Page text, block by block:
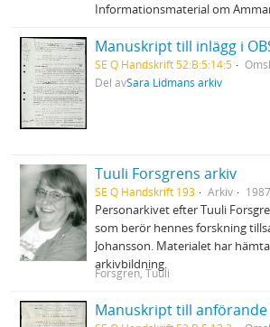
Informationsmaterial om
Manuskript till inlägg i
SE Q Handskrift 52:B:5:14:5
Del avSara Lidmans arkiv
Tuuli Forsgrens arkiv
SE Q Handskrift 193 Arkiv
Personarkivet efter Tuuli
som berör hennes forskning
Johansson. Materialet har
arkivbildning.
Forsgren, Tuuli